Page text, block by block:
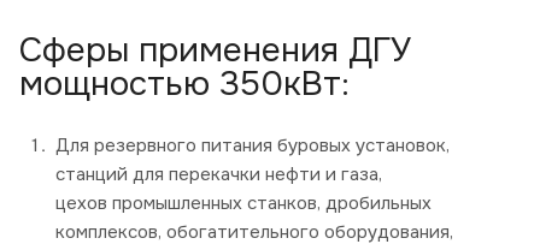
Сферы применения ДГУ
мощностью 350кВт:
Для резервного питания буровых установок,
станций для перекачки нефти и газа,
цехов промышленных станков, дробильных
комплексов, обогатительного оборудования,